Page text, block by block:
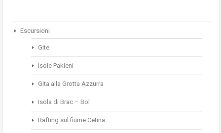
Escursioni
Gite
Isole Pakleni
Gita alla Grotta Azzurra
Isola di Brac – Bol
Rafting sul fiume Cetina